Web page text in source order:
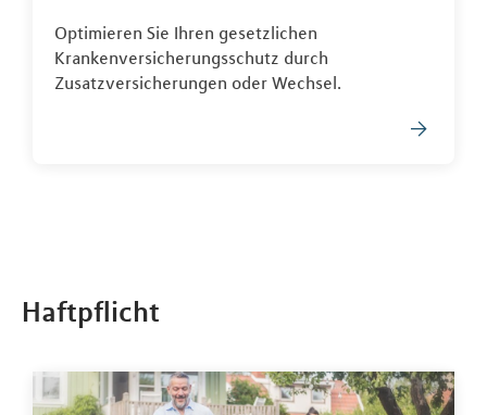
Optimieren Sie Ihren gesetzlichen
Krankenversicherungsschutz durch
Zusatzversicherungen oder Wechsel.
Haftpflicht